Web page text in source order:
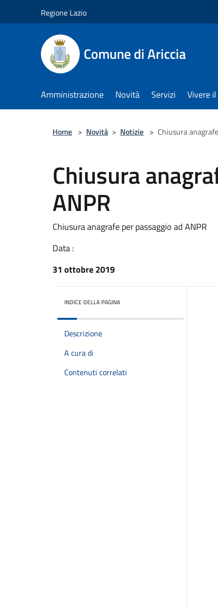
Regione Lazio
Comune di Ariccia
Amministrazione Novità Servizi Vivere
Home > Novità > Notizie > Chiusura
Chiusura
ANPR
Chiusura anagrafe per passaggio ad ANPR
Data :
31 ottobre 2019
INDICE DELLA PAGINA
Descrizione
A cura di
Contenuti correlati